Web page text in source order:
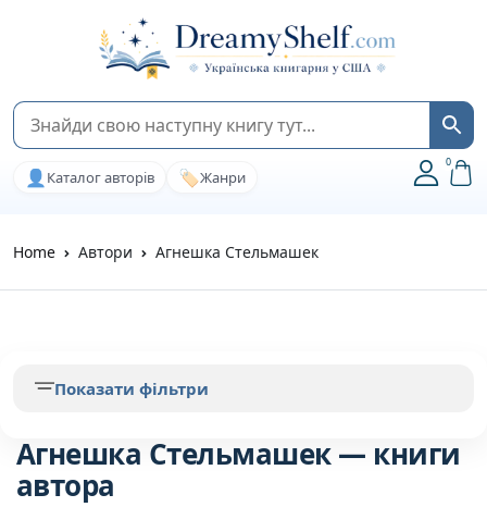
👤 Каталог авторів 🏷️Жанри
0
Home Автори Агнешка Стельмашек
Агнешка Стельмашек — книги
автора
Показати фільтри